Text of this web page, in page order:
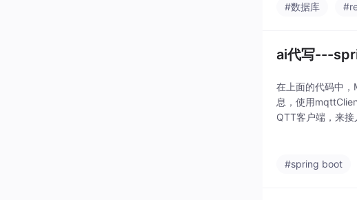
#数据库
ai代写---
在上面的代码中
息，使用
QTT客户端，来
#spring boot